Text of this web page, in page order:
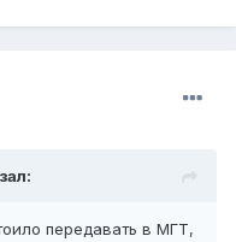
передавать в МГТ,